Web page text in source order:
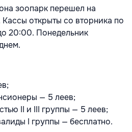
зоопарк перешел на
открыты со вторника по
20:00. Понедельник
— 5 леев;
II и III группы — 5 леев;
I группы — бесплатно.